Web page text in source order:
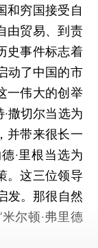
穷国接受自
由贸易、到责
史事件标志着
动了中国的市
一伟大的创举
撒切尔当选为
并带来很长一
·里根当选为
。这三位领导
发。那很自然
尔顿·弗里德